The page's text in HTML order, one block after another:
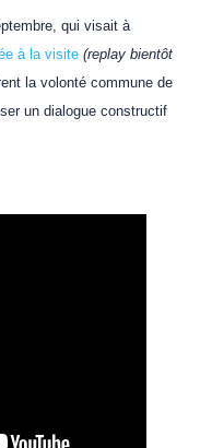
qui visait à
à la visite (replay bientôt
la volonté commune de
un dialogue constructif